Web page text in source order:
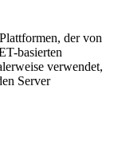
der von
basierten
verwendet,
Server